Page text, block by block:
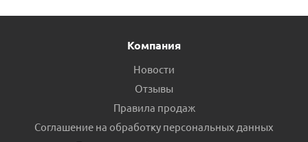
Компания
Новости
Отзывы
Правила продаж
Соглашение на обработку персональных данных